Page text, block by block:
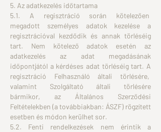
5. Az adatkezelés időtartama
5.1. A regisztráció során kötelezően
megadott személyes adatok kezelése a
regisztrációval kezdődik és annak törléséig
tart. Nem kötelező adatok esetén az
adatkezelés az adat megadásának
időpontjától a kérdéses adat törléséig tart. A
regisztráció Felhasználó általi törlésére,
valamint Szolgáltató általi törlésére
bármikor, az Általános Szerződési
Feltételekben (a továbbiakban: ÁSZF) rögzített
esetben és módon kerülhet sor.
5.2. Fenti rendelkezések nem érintik a